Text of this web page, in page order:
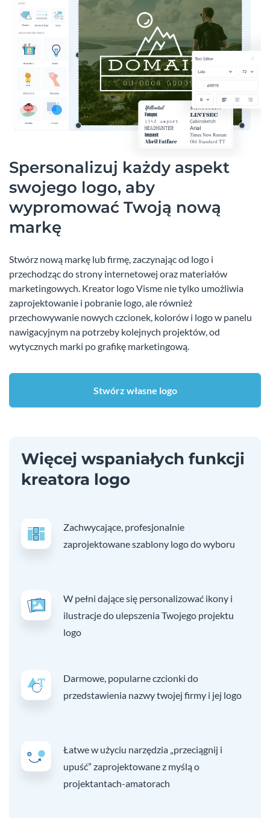
Spersonalizuj każdy aspekt
swojego logo, aby
wypromować Twoją nową
markę
Stwórz nową markę lub firmę, zaczynając od logo i
przechodząc do strony internetowej oraz materiałów
marketingowych. Kreator logo Visme nie tylko umożliwia
zaprojektowanie i pobranie logo, ale również
przechowywanie nowych czcionek, kolorów i logo w panelu
nawigacyjnym na potrzeby kolejnych projektów, od
wytycznych marki po grafikę marketingową.
Stwórz własne logo
Więcej wspaniałych funkcji
kreatora logo
Zachwycające, profesjonalnie
zaprojektowane szablony logo do wyboru
W pełni dające się personalizować ikony i
ilustracje do ulepszenia Twojego projektu
logo
Darmowe, popularne czcionki do
przedstawienia nazwy twojej firmy i jej logo
Łatwe w użyciu narzędzia „przeciągnij i
upuść” zaprojektowane z myślą o
projektantach-amatorach